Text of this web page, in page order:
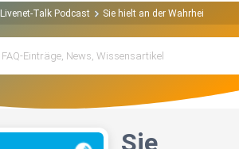
Livenet-Talk Podcast Sie hielt an der Wahrheit fest,
Sie